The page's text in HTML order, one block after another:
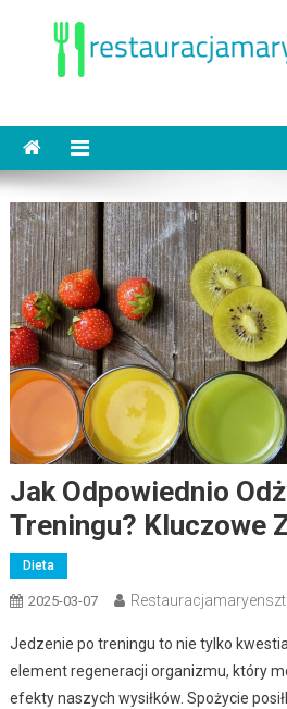
Jak Odpowiednio
Treningu? Kluczowe
Dieta
2025-03-07
Jedzenie po treningu to nie tylko
element regeneracji organizmu, który
efekty naszych wysiłków. Spożycie